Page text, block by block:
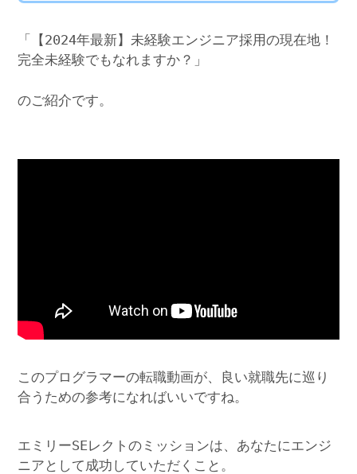
「【2024年最新】未経験エンジニア採用の現在地！
完全未経験でもなれますか？」
のご紹介です。
このプログラマーの転職動画が、良い就職先に巡り
合うための参考になればいいですね。
エミリーSEレクトのミッションは、あなたにエンジ
ニアとして成功していただくこと。